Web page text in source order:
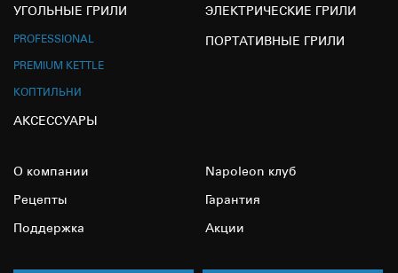
УГОЛЬНЫЕ ГРИЛИ
PROFESSIONAL
PREMIUM KETTLE
КОПТИЛЬНИ
ЭЛЕКТРИЧЕСКИЕ ГРИЛИ
ПОРТАТИВНЫЕ ГРИЛИ
АКСЕССУАРЫ
О компании Napoleon клуб
Рецепты Гарантия
Поддержка Акции